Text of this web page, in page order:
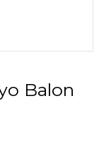
Balon